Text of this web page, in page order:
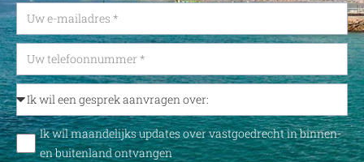
Ik wil maandelijks updates over vastgoedrecht in binnen-
en buitenland ontvangen